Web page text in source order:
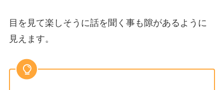
目を見て楽しそうに話を聞く事も隙があるように
見えます。